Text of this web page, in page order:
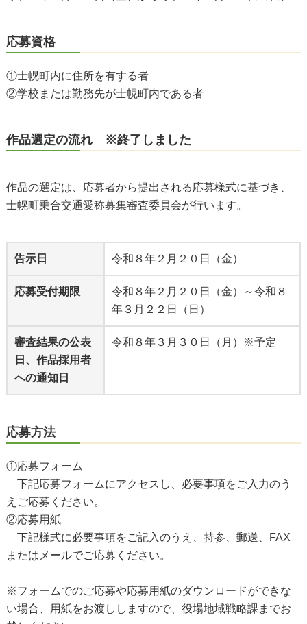
応募資格
①士幌町内に住所を有する者
②学校または勤務先が士幌町内である者
作品選定の流れ ※終了しました
作品の選定は、応募者から提出される応募様式に基づき、
士幌町乗合交通愛称募集審査委員会が行います。
告示日 令和８年２月２０日（金）
応募受付期限
令和８年２月２０日（金）～令和８
年３月２２日（日）
審査結果の公表
日、作品採用者
への通知日
令和８年３月３０日（月）※予定
応募方法
①応募フォーム
下記応募フォームにアクセスし、必要事項をご入力のう
えご応募ください。
②応募用紙
下記様式に必要事項をご記入のうえ、持参、郵送、FAX
またはメールでご応募ください。
※フォームでのご応募や応募用紙のダウンロードができな
い場合、用紙をお渡ししますので、役場地域戦略課までお